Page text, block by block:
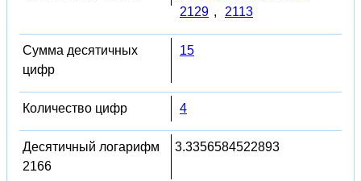
2129 , 2113
Сумма десятичных
цифр
15
Количество цифр 4
Десятичный логарифм
2166
3.3356584522893